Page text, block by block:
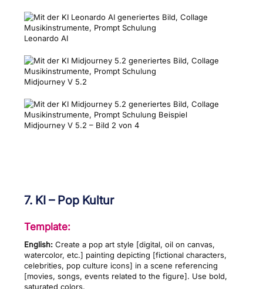
Leonardo AI
Midjourney V 5.2
Midjourney V 5.2 – Bild 2 von 4
7. KI – Pop Kultur
Template:
English: Create a pop art style [digital, oil on canvas,
watercolor, etc.] painting depicting [fictional characters,
celebrities, pop culture icons] in a scene referencing
[movies, songs, events related to the figure]. Use bold,
saturated colors.